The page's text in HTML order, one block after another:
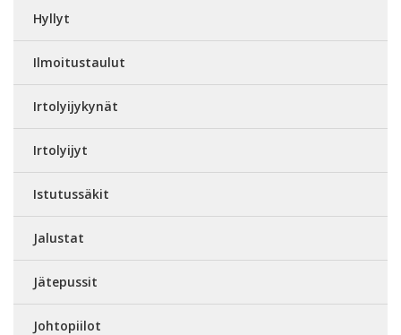
Hyllyt
Ilmoitustaulut
Irtolyijykynät
Irtolyijyt
Istutussäkit
Jalustat
Jätepussit
Johtopiilot